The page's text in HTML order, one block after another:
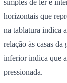
simples de ler e
horizontais que
na tablatura indica
relação às casas
inferior indica que
pressionada.